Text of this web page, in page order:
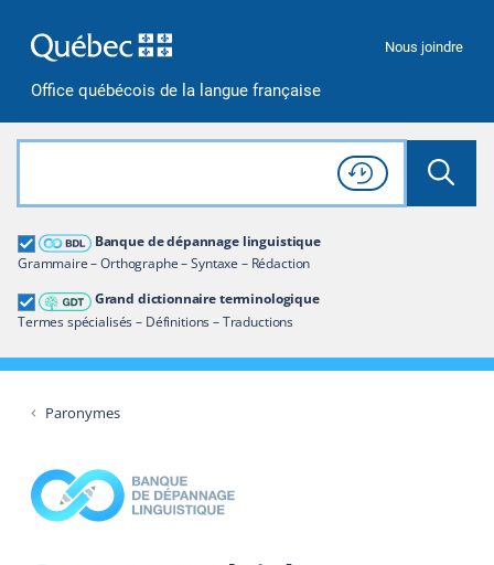
Office québécois de la langue française
Nous joindre
Rechercher dans tout le site
Lancer
Consulter l'
Historique
de recherche
Banque de dépannage linguistique
Grammaire – Orthographe – Syntaxe – Rédaction
Grand dictionnaire terminologique
Termes spécialisés – Définitions – Traductions
Grand dictionnaire terminologique
Restreindre aux termes
Paronymes